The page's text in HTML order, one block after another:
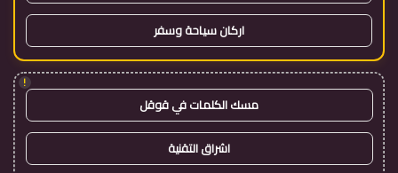
اركان سياحة وسفر
!
مسك الكلمات في قوقل
اشراق التقنية